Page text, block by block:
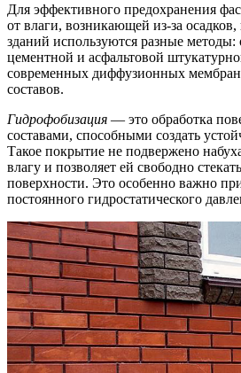
Для эффективного предохранения
от влаги, возникающей из-за
зданий используются разные
цементной и асфальтовой
современных диффузионных
составов.
Гидрофобизация — это обработка
составами, способными создать
Такое покрытие не подвержено
влагу и позволяет ей свободно
поверхности. Это особенно важно
постоянного гидростатического